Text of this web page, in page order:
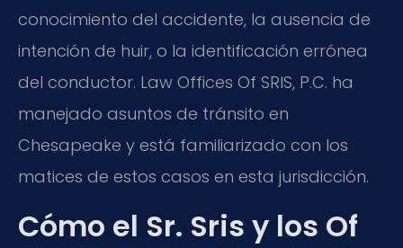
conocimiento del accidente, la ausencia de
intención de huir, o la identificación errónea
del conductor. Law Offices Of SRIS, P.C. ha
manejado asuntos de tránsito en
Chesapeake y está familiarizado con los
matices de estos casos en esta jurisdicción.
Cómo el Sr. Sris y los Of